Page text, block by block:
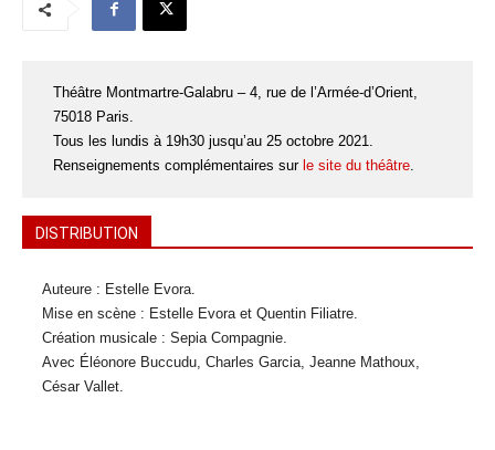
Théâtre Montmartre-Galabru – 4, rue de l’Armée-d’Orient,
75018 Paris.
Tous les lundis à 19h30 jusqu’au 25 octobre 2021.
Renseignements complémentaires sur le site du théâtre.
DISTRIBUTION
Auteure : Estelle Evora.
Mise en scène : Estelle Evora et Quentin Filiatre.
Création musicale : Sepia Compagnie.
Avec Éléonore Buccudu, Charles Garcia, Jeanne Mathoux,
César Vallet.